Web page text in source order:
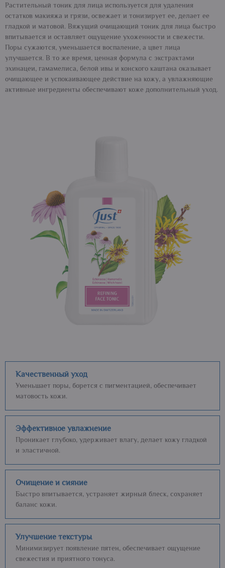
Растительный тоник для лица используется для удаления
остатков макияжа и грязи, освежает и тонизирует ее, делает ее
гладкой и матовой. Вяжущий очищающий тоник для лица быстро
впитывается и оставляет ощущение ухоженности и свежести.
Поры сужаются, уменьшается воспаление, а цвет лица
улучшается. В то же время, ценная формула с экстрактами
эхинацеи, гамамелиса, белой ивы и конского каштана оказывает
очищающее и успокаивающее действие на кожу, а увлажняющие
активные ингредиенты обеспечивают коже дополнительный уход.
Качественный уход
Уменьшает поры, борется с пигментацией, обеспечивает
матовость кожи.
Эффективное увлажнение
Проникает глубоко, удерживает влагу, делает кожу гладкой
и эластичной.
Очищение и сияние
Быстро впитывается, устраняет жирный блеск, сохраняет
баланс кожи.
Улучшение текстуры
Минимизирует появление пятен, обеспечивает ощущение
свежестия и приятного тонуса.